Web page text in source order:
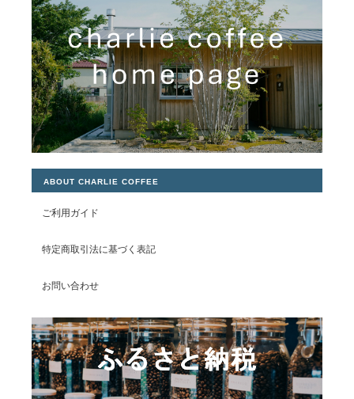
ABOUT CHARLIE COFFEE
ご利用ガイド
特定商取引法に基づく表記
お問い合わせ